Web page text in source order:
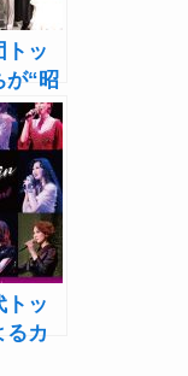
トッ
が“昭
！
発売
ト前
トッ
るカ